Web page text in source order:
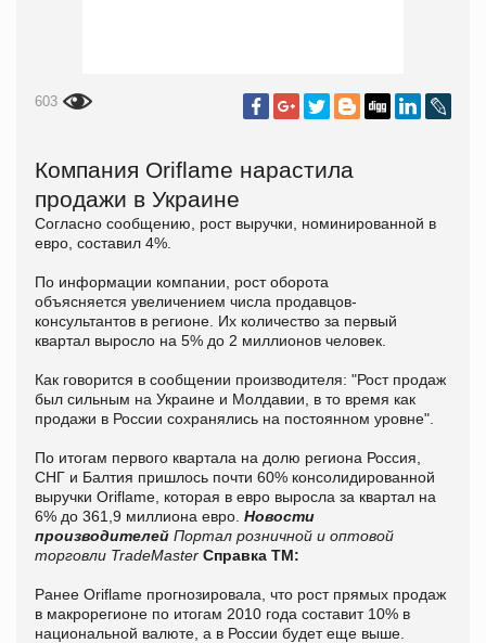
603
Компания Oriflame нарастила
продажи в Украине
Согласно сообщению, рост выручки, номинированной в
евро, составил 4%.
По информации компании, рост оборота
объясняется увеличением числа продавцов-
консультантов в регионе. Их количество за первый
квартал выросло на 5% до 2 миллионов человек.
Как говорится в сообщении производителя: "Рост продаж
был сильным на Украине и Молдавии, в то время как
продажи в России сохранялись на постоянном уровне".
По итогам первого квартала на долю региона Россия,
СНГ и Балтия пришлось почти 60% консолидированной
выручки Oriflame, которая в евро выросла за квартал на
6% до 361,9 миллиона евро. Новости
производителей Портал розничной и оптовой
торговли TradeMaster Справка ТМ:
Ранее Oriflame прогнозировала, что рост прямых продаж
в макрорегионе по итогам 2010 года составит 10% в
национальной валюте, а в России будет еще выше.